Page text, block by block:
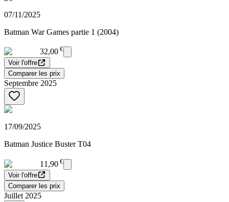
07/11/2025
Batman War Games partie 1 (2004)
32,00 €
Voir l'offre
Comparer les prix
Septembre 2025
17/09/2025
Batman Justice Buster T04
11,90 €
Voir l'offre
Comparer les prix
Juillet 2025